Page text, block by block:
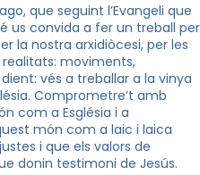
que seguint l’Evangeli que
us convida a fer un treball per
la nostra arxidiòcesi, per les
moviments,
dient: vés a treballar a la vinya
Comprometre’t amb
com a Església i a
món com a laic i laica
i que els valors de
donin testimoni de Jesús.